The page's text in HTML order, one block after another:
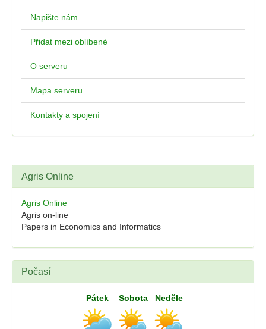
Napište nám
Přidat mezi oblíbené
O serveru
Mapa serveru
Kontakty a spojení
Agris Online
Agris Online
Agris on-line
Papers in Economics and Informatics
Počasí
Pátek Sobota Neděle